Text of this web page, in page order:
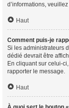
d’informations,
Haut
Comment puis-je
Si les administrateurs
dédié devrait être
En cliquant sur celui-
rapporter le message.
Haut